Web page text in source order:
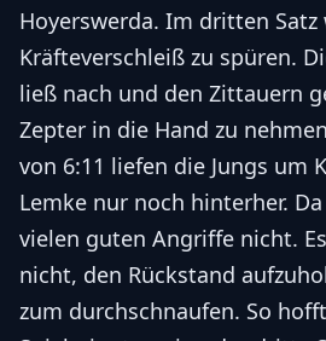
Hoyerswerda. Im dritten Satz
Kräfteverschleiß zu spüren.
ließ nach und den Zittauern
Zepter in die Hand zu
von 6:11 liefen die Jungs um
Lemke nur noch hinterher.
vielen guten Angriffe nicht.
nicht, den Rückstand
zum durchschnaufen. So